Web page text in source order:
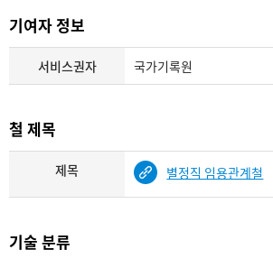
기여자 정보
서비스권자 국가기록원
철 제목
제목 별정직 임용관계철
기술 분류